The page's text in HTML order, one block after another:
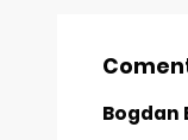
Bogdan